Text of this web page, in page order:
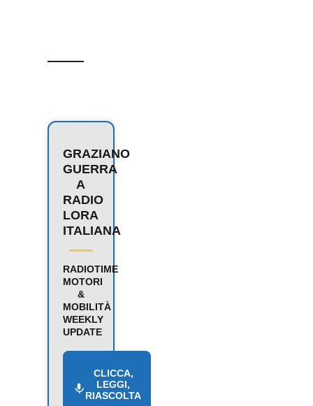
GRAZIANO
GUERRA
A
RADIO
LORA
ITALIANA
RADIOTIME
MOTORI
&
MOBILITÀ
WEEKLY
UPDATE
CLICCA,
LEGGI,
RIASCOLTA